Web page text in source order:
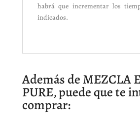
habrá que incrementar los
indicados.
Además de MEZCLA
PURE, puede que te
comprar: